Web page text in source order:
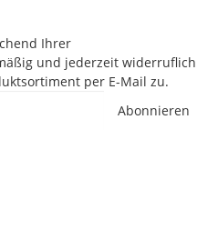
Ihrer
und jederzeit widerruflich
per E-Mail zu.
Abonnieren